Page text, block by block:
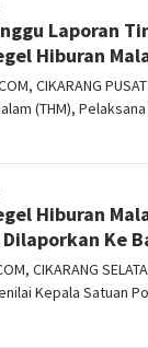
Laporan
Hiburan
CIKARANG
(THM),
Hiburan
Dilaporkan Ke
CIKARANG
Kepala Satuan